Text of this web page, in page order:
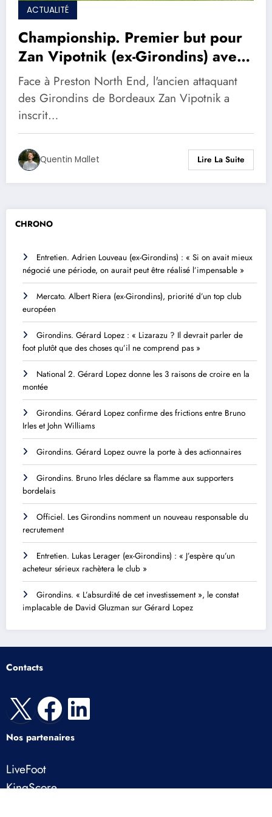
ACTUALITÉ
Championship. Premier but pour
Zan Vipotnik (ex-Girondins) avec
Swansea City
Face à Preston North End, l'ancien attaquant
des Girondins de Bordeaux Zan Vipotnik a
inscrit…
Quentin Mallet Lire La Suite
CHRONO
Entretien. Adrien Louveau (ex-Girondins) : « Si on avait mieux
négocié une période, on aurait peut être réalisé l’impensable »
Mercato. Albert Riera (ex-Girondins), priorité d’un top club
européen
Girondins. Gérard Lopez : « Lizarazu ? Il devrait parler de
foot plutôt que des choses qu’il ne comprend pas »
National 2. Gérard Lopez donne les 3 raisons de croire en la
montée
Girondins. Gérard Lopez confirme des frictions entre Bruno
Irles et John Williams
Girondins. Gérard Lopez ouvre la porte à des actionnaires
Girondins. Bruno Irles déclare sa flamme aux supporters
bordelais
Officiel. Les Girondins nomment un nouveau responsable du
recrutement
Entretien. Lukas Lerager (ex-Girondins) : « J’espère qu’un
acheteur sérieux rachètera le club »
Girondins. « L’absurdité de cet investissement », le constat
implacable de David Gluzman sur Gérard Lopez
Contacts
X Facebook
LinkedIn
Nos partenaires
LiveFoot
KingScore